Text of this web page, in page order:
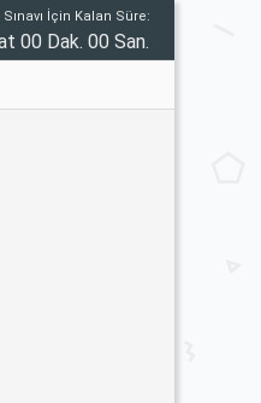
İçin Kalan Süre:
00 Dak. 00 San.